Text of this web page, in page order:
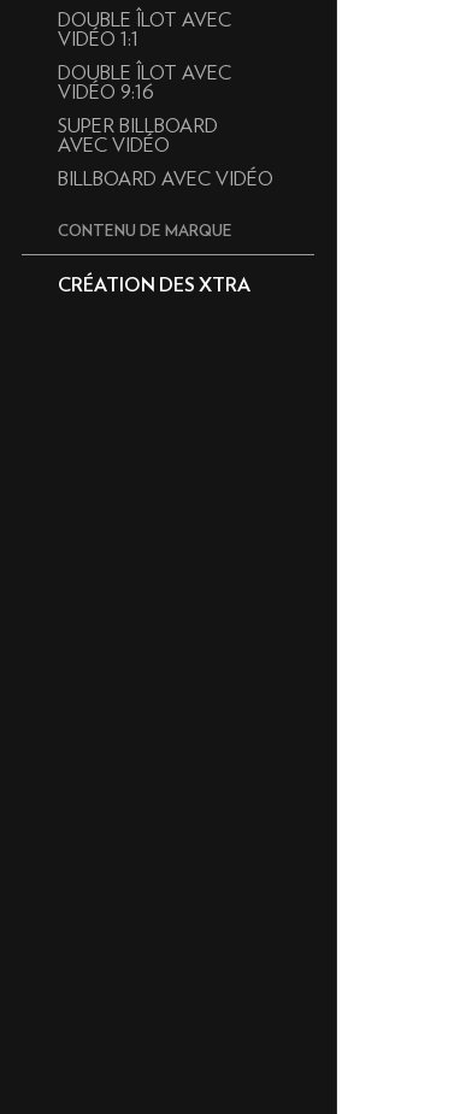
DOUBLE ÎLOT AVEC
VIDÉO 1:1
DOUBLE ÎLOT AVEC
VIDÉO 9:16
SUPER BILLBOARD
AVEC VIDÉO
BILLBOARD AVEC VIDÉO
CONTENU DE MARQUE
CRÉATION DES XTRA